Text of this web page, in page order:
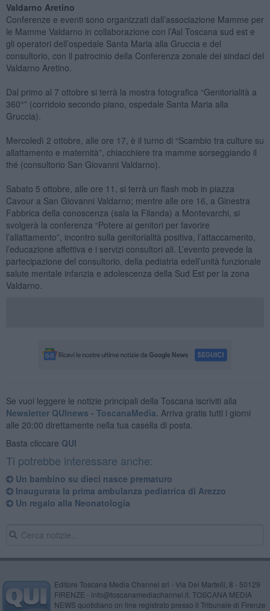
Valdarno Aretino
Conferenze e eventi sono organizzati dall’associazione Mamme per
le Mamme Valdarno in collaborazione con l’Asl Toscana sud est e
gli operatori dell’ospedale Santa Maria alla Gruccia e del
consultorio, con il patrocinio della Conferenza zonale dei sindaci del
Valdarno Aretino.
Dal primo al 7 ottobre si terrà la mostra fotografica “Genitorialità a
360°” (corridoio secondo piano, ospedale Santa Maria alla
Gruccia).
Mercoledì 2 ottobre, alle ore 17, è il turno di “Scambio tra culture su
allattamento e maternità”, chiacchiere tra mamme sorseggiando il
thé (consultorio San Giovanni Valdarno).
Sabato 5 ottobre, alle ore 11, si terrà un flash mob in piazza
Cavour a San Giovanni Valdarno; mentre alle ore 16, a Ginestra
Fabbrica della conoscenza (sala la Filanda) a Montevarchi, si
svolgerà la conferenza “Potere ai genitori per favorire
l’allattamento”, incontro sulla genitorialità positiva, l’attaccamento,
l’educazione affettiva e i servizi consultori ali. L’evento prevede la
partecipazione del consultorio, della pediatria edell’unità funzionale
salute mentale infanzia e adolescenza della Sud Est per la zona
Valdarno.
Se vuoi leggere le notizie principali della Toscana iscriviti alla
Newsletter QUInews - ToscanaMedia. Arriva gratis tutti i giorni
alle 20:00 direttamente nella tua casella di posta.
Basta cliccare QUI
Ti potrebbe interessare anche:
Un bambino su dieci nasce prematuro
Inaugurata la prima ambulanza pediatrica di Arezzo
Un regalo alla Neonatologia
Editore Toscana Media Channel srl - Via Dei Martelli, 8 - 50129
FIRENZE - info@toscanamediachannel.it. TOSCANA MEDIA
NEWS quotidiano on line registrato presso il Tribunale di Firenze